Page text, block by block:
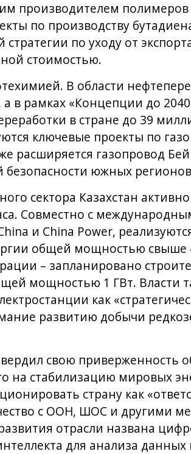
производителем
по производству
по уходу от
стоимостью.
В области
в рамках «Концепции до 2040
в стране до 39
ключевые проекты по
расширяется газопровод
безопасности южных
сектора Казахстан
Совместно с
и China Power,
общей мощностью свыше
– запланировано
мощностью 1 ГВт. Власти
как
развитию добычи
свою приверженность
на стабилизацию мировых
страну как
с ООН, ШОС и другими
отрасли названа
для анализа